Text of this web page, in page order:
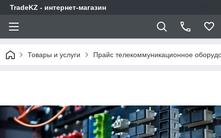
TradeKZ - интернет-магазин
Товары и услуги Прайс телекоммуникационное